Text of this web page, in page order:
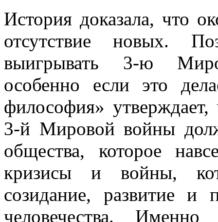
История доказала, что
отсутствие новых.
выигрывать 3-ю
особенно если это
философия» утверждает,
3-й Мировой войны
общества, которое
кризисы и войны,
созидание, развитие и
человечества. Именно